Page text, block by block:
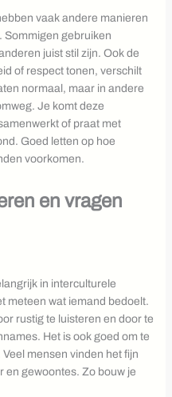
vaak andere manieren
Sommigen gebruiken
juist stil zijn. Ook de
of respect tonen, verschilt
normaal, maar in andere
Je komt deze
of praat met
Goed letten op hoe
voorkomen.
en vragen
in interculturele
meteen wat iemand bedoelt.
rustig te luisteren en door te
Het is ook goed om te
mensen vinden het fijn
en gewoontes. Zo bouw je